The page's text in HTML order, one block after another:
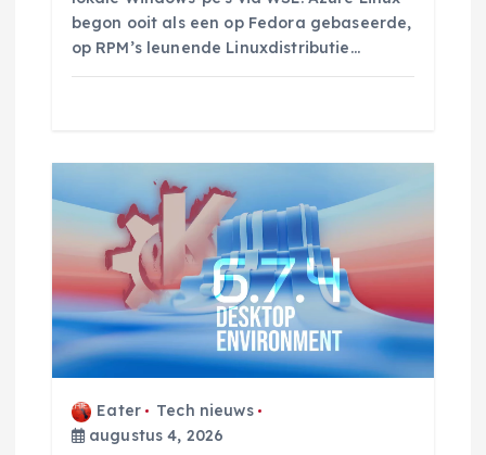
begon ooit als een op Fedora gebaseerde,
op RPM’s leunende Linuxdistributie…
Eater
Tech nieuws
augustus 4, 2026